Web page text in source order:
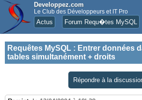
Developpez.com
Le Club des Développeurs et IT Pro
Actus Forum Requ�tes MySQL
Requêtes MySQL : Entrer données
tables simultanément + droits
Répondre à la